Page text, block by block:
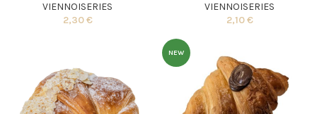
VIENNOISERIES
2,30€
VIENNOISERIES
2,10€
NEW